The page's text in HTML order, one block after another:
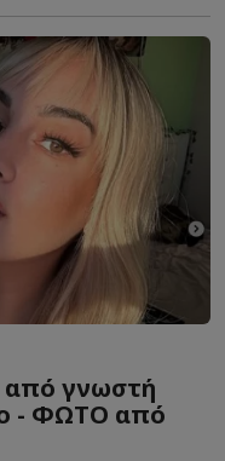
από γνωστή
- ΦΩΤΟ από